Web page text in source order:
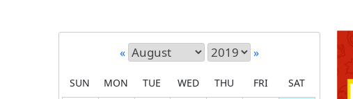
« »
SUN MON TUE WED THU FRI SAT